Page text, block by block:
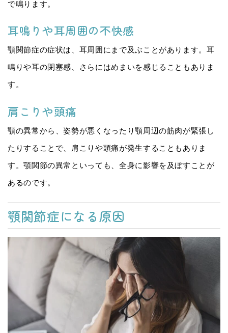
で鳴ります。
耳鳴りや耳周囲の不快感
顎関節症の症状は、耳周囲にまで及ぶことがあります。耳
鳴りや耳の閉塞感、さらにはめまいを感じることもありま
す。
肩こりや頭痛
顎の異常から、姿勢が悪くなったり顎周辺の筋肉が緊張し
たりすることで、肩こりや頭痛が発生することもありま
す。顎関節の異常といっても、全身に影響を及ぼすことが
あるのです。
顎関節症になる原因